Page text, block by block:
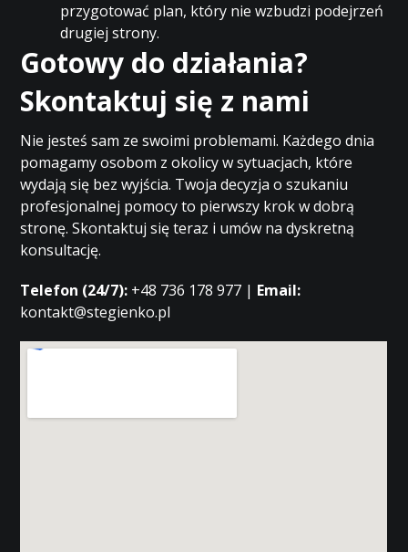
przygotować plan, który nie wzbudzi podejrzeń
drugiej strony.
Gotowy do działania?
Skontaktuj się z nami
Nie jesteś sam ze swoimi problemami. Każdego dnia
pomagamy osobom z okolicy w sytuacjach, które
wydają się bez wyjścia. Twoja decyzja o szukaniu
profesjonalnej pomocy to pierwszy krok w dobrą
stronę. Skontaktuj się teraz i umów na dyskretną
konsultację.
Telefon (24/7): +48 736 178 977 | Email:
kontakt@stegienko.pl